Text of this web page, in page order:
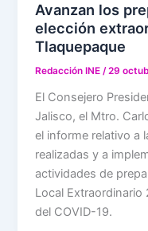
Avanzan los
elección
Tlaquepaque
Redacción INE/29
El Consejero
Jalisco, el Mtro.
el informe relativo a
realizadas y a
actividades de
Local Extraordinario
del COVID-19.